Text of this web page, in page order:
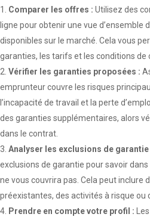
Comparer les offres : Utilisez des
ligne pour obtenir une vue
disponibles sur le marché. Cela vous
garanties, les tarifs et les conditions de
Vérifier les garanties proposées :
emprunteur couvre les risques
l’incapacité de travail et la perte
des garanties supplémentaires, alors
dans le contrat.
Analyser les exclusions de garantie
exclusions de garantie pour savoir
ne vous couvrira pas. Cela peut inclure
préexistantes, des activités à risque ou
Prendre en compte votre profil :